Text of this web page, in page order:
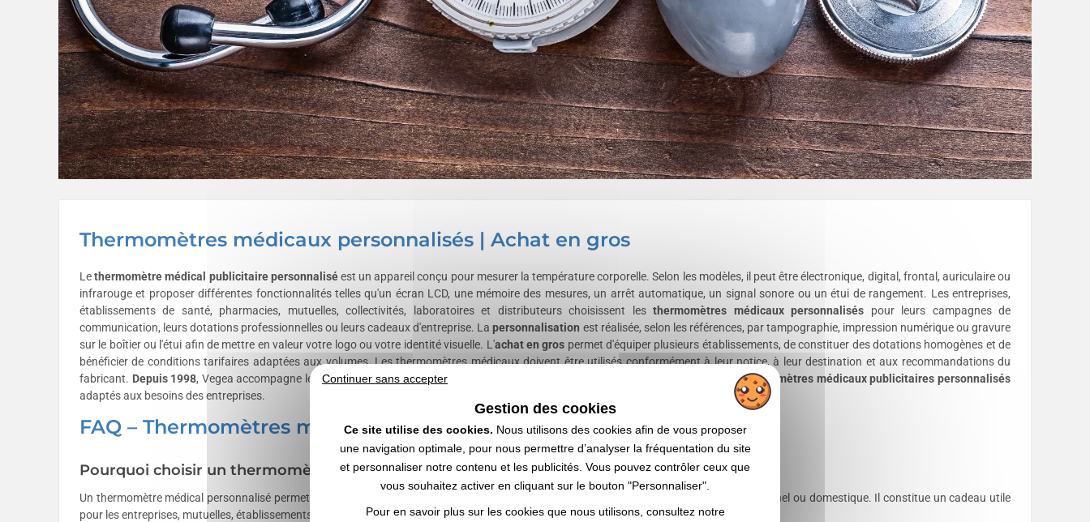
Thermomètres médicaux personnalisés | Achat en gros
Lethermomètre médical publicitaire personnaliséest un appareil conçu pour mesurer la température corporelle. Selon les modèles, il peut être électronique, digital, frontal, auriculaire ou
infrarouge et proposer différentes fonctionnalités telles qu'un écran LCD, une mémoire des mesures, un arrêt automatique, un signal sonore ou un étui de rangement. Les entreprises,
établissements de santé, pharmacies, mutuelles, collectivités, laboratoires et distributeurs choisissent lesthermomètres médicaux personnalisés pour leurs campagnes de
communication, leurs dotations professionnelles ou leurs cadeaux d'entreprise. Lapersonnalisation est réalisée, selon les références, par tampographie, impression numérique ou gravure
sur le boîtier ou l'étui afin de mettre en valeur votre logo ou votre identité visuelle. L'achat en gros permet d'équiper plusieurs établissements, de constituer des dotations homogènes et de
bénéficier de conditions tarifaires adaptées aux volumes. Les thermomètres médicaux doivent être utilisés conformément à leur notice, à leur destination et aux recommandations du
fabricant. Depuis 1998, Vegea accompagne les professionnels avec undevis rapide et une large sélection dethermomètres médicaux publicitaires personnalisés
adaptés aux besoins des entreprises.
FAQ – Thermomètres médicaux personnalisés
Pourquoi choisir un thermomètre médical personnalisé ?
Un thermomètre médical personnalisé permet d'associer votre identité visuelle à un appareil de mesure utilisé dans un contexte professionnel ou domestique. Il constitue un cadeau utile
pour les entreprises, mutuelles, établissements de santé et opérations de sensibilisation.
Continuer sans accepter
Gestion des cookies
Ce site utilise des cookies. Nous utilisons des cookies afin de vous proposer
une navigation optimale, pour nous permettre d’analyser la fréquentation du site
et personnaliser notre contenu et les publicités. Vous pouvez contrôler ceux que
vous souhaitez activer en cliquant sur le bouton "Personnaliser".
Pour en savoir plus sur les cookies que nous utilisons, consultez notre